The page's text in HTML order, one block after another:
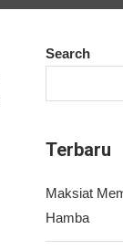
Search
Terbaru
Maksiat
Hamba